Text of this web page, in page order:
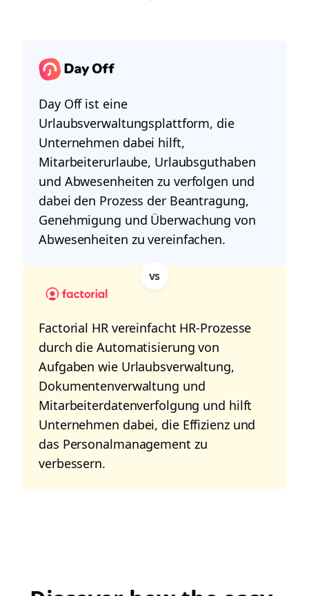
Day Off ist eine
Urlaubsverwaltungsplattform, die
Unternehmen dabei hilft,
Mitarbeiterurlaube, Urlaubsguthaben
und Abwesenheiten zu verfolgen und
dabei den Prozess der Beantragung,
Genehmigung und Überwachung von
Abwesenheiten zu vereinfachen.
vs
Factorial HR vereinfacht HR-Prozesse
durch die Automatisierung von
Aufgaben wie Urlaubsverwaltung,
Dokumentenverwaltung und
Mitarbeiterdatenverfolgung und hilft
Unternehmen dabei, die Effizienz und
das Personalmanagement zu
verbessern.